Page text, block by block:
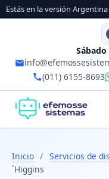
Estás en la versión Argentina
(011) 6155-8693
Inicio / Servicios de
´Higgins